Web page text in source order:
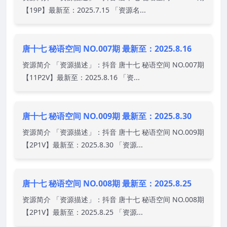
【19P】最新至：2025.7.15 「资源名...
唐十七 秘语空间 NO.007期 最新至：2025.8.16
资源简介 「资源描述」：抖音 唐十七 秘语空间 NO.007期
【11P2V】最新至：2025.8.16 「资...
唐十七 秘语空间 NO.009期 最新至：2025.8.30
资源简介 「资源描述」：抖音 唐十七 秘语空间 NO.009期
【2P1V】最新至：2025.8.30 「资源...
唐十七 秘语空间 NO.008期 最新至：2025.8.25
资源简介 「资源描述」：抖音 唐十七 秘语空间 NO.008期
【2P1V】最新至：2025.8.25 「资源...